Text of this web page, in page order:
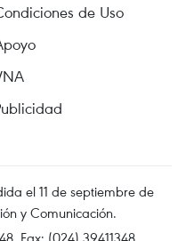
de Uso
el 11 de septiembre de
y Comunicación.